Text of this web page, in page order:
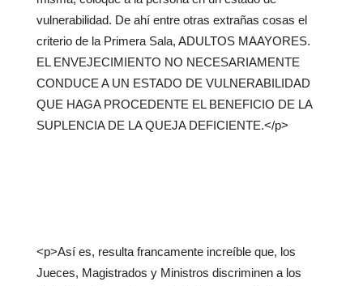
vulnerabilidad. De ahí entre otras extrañas cosas el
criterio de la Primera Sala, ADULTOS MAAYORES.
EL ENVEJECIMIENTO NO NECESARIAMENTE
CONDUCE A UN ESTADO DE VULNERABILIDAD
QUE HAGA PROCEDENTE EL BENEFICIO DE LA
SUPLENCIA DE LA QUEJA DEFICIENTE.</p>
<p>Así es, resulta francamente increíble que, los
Jueces, Magistrados y Ministros discriminen a los